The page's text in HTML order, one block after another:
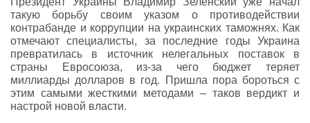
такую борьбу своим указом о противодействии
контрабанде и коррупции на украинских таможнях. Как
отмечают специалисты, за последние годы Украина
превратилась в источник нелегальных поставок в
страны Евросоюза, из-за чего бюджет теряет
миллиарды долларов в год. Пришла пора бороться с
этим самыми жесткими методами – таков вердикт и
настрой новой власти.